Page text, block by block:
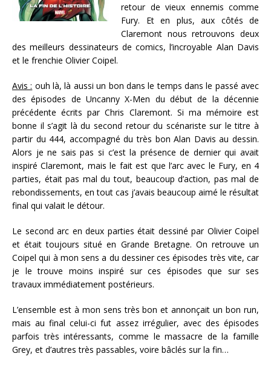
retour de vieux ennemis comme
Fury. Et en plus, aux côtés de
Claremont nous retrouvons deux
des meilleurs dessinateurs de comics, l’incroyable Alan Davis
et le frenchie Olivier Coipel.
Avis : ouh là, là aussi un bon dans le temps dans le passé avec
des épisodes de Uncanny X-Men du début de la décennie
précédente écrits par Chris Claremont. Si ma mémoire est
bonne il s’agit là du second retour du scénariste sur le titre à
partir du 444, accompagné du très bon Alan Davis au dessin.
Alors je ne sais pas si c’est la présence de dernier qui avait
inspiré Claremont, mais le fait est que l’arc avec le Fury, en 4
parties, était pas mal du tout, beaucoup d’action, pas mal de
rebondissements, en tout cas j’avais beaucoup aimé le résultat
final qui valait le détour.
Le second arc en deux parties était dessiné par Olivier Coipel
et était toujours situé en Grande Bretagne. On retrouve un
Coipel qui à mon sens a du dessiner ces épisodes très vite, car
je le trouve moins inspiré sur ces épisodes que sur ses
travaux immédiatement postérieurs.
L’ensemble est à mon sens très bon et annonçait un bon run,
mais au final celui-ci fut assez irrégulier, avec des épisodes
parfois très intéressants, comme le massacre de la famille
Grey, et d’autres très passables, voire bâclés sur la fin…